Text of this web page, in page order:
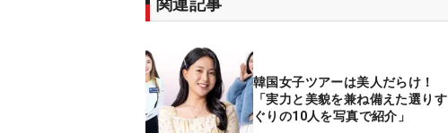
韓国女子ツアーは美人だらけ！
「実力と美貌を兼ね備えた選りす
ぐりの10人を写真で紹介」